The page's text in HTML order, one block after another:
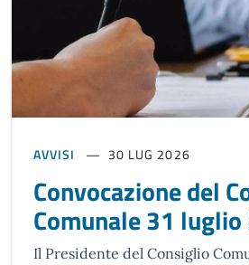
AVVISI 30 LUG 2026
Convocazione del
Comunale 31
Il Presidente del Consiglio